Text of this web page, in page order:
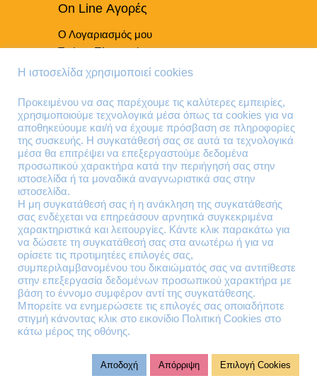
On Line Αγορές
Ο Λογαριασμός μου
Τρόποι Πληρωμής
Τρόποι Παράδοσης
Τηλέφωνα Επικοινωνίας
210 41 13 636
210 41 13 280
Διεύθυνση
Θηβών 220
Άγιος Ιωάννης
Ρέντης
Τ.Κ. 182 33
Email
contact@lazarakis.gr
Η ιστοσελίδα χρησιμοποιεί cookies
Προκειμένου να σας παρέχουμε τις καλύτερες εμπειρίες,
χρησιμοποιούμε τεχνολογικά μέσα όπως τα cookies για να
αποθηκεύουμε και/ή να έχουμε πρόσβαση σε πληροφορίες
της συσκευής. Η συγκατάθεσή σας σε αυτά τα τεχνολογικά
μέσα θα επιτρέψει να επεξεργαστούμε δεδομένα
προσωπικού χαρακτήρα κατά την περιήγησή σας στην
ιστοσελίδα ή τα μοναδικά αναγνωριστικά σας στην
ιστοσελίδα.
Η μη συγκατάθεσή σας ή η ανάκληση της συγκατάθεσής
σας ενδέχεται να επηρεάσουν αρνητικά συγκεκριμένα
χαρακτηριστικά και λειτουργίες. Κάντε κλικ παρακάτω για
να δώσετε τη συγκατάθεσή σας στα ανωτέρω ή για να
ορίσετε τις προτιμητέες επιλογές σας,
συμπεριλαμβανομένου του δικαιώματός σας να αντιτίθεστε
στην επεξεργασία δεδομένων προσωπικού χαρακτήρα με
βάση το έννομο συμφέρον αντί της συγκατάθεσης.
Μπορείτε να ενημερώσετε τις επιλογές σας οποιαδήποτε
στιγμή κάνοντας κλικ στο εικονίδιο Πολιτική Cookies στο
κάτω μέρος της οθόνης.
Αποδοχή Απόρριψη Επιλογή Cookies